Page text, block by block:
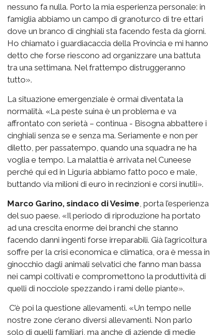
nessuno fa nulla. Porto la mia esperienza personale: in
famiglia abbiamo un campo di granoturco di tre ettari
dove un branco di cinghiali sta facendo festa da giorni.
Ho chiamato i guardiacaccia della Provincia e mi hanno
detto che forse riescono ad organizzare una battuta
tra una settimana. Nel frattempo distruggeranno
tutto».
La situazione emergenziale è ormai diventata la
normalità. «La peste suina è un problema e va
affrontato con serietà – continua - Bisogna abbattere i
cinghiali senza se e senza ma. Seriamente e non per
diletto, per passatempo, quando una squadra ne ha
voglia e tempo. La malattia è arrivata nel Cuneese
perché qui ed in Liguria abbiamo fatto poco e male,
buttando via milioni di euro in recinzioni e corsi inutili».
Marco Garino, sindaco di Vesime , porta l’esperienza
del suo paese. «Il periodo di riproduzione ha portato
ad una crescita enorme dei branchi che stanno
facendo danni ingenti forse irreparabili. Già l’agricoltura
soffre per la crisi economica e climatica, ora è messa in
ginocchio dagli animali selvatici che fanno man bassa
nei campi coltivati e compromettono la produttività di
quelli di nocciole spezzando i rami delle piante».
C’è poi la questione allevamenti. «Un tempo nelle
nostre zone c’erano diversi allevamenti. Non parlo
solo di quelli familiari, ma anche di aziende di medie